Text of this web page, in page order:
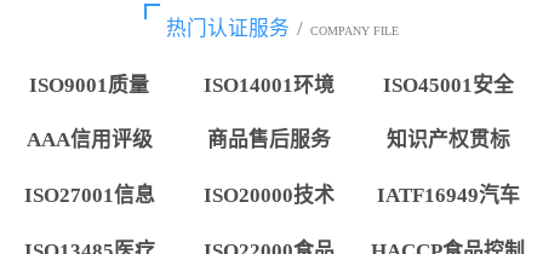
热门认证服务 / COMPANY FILE
ISO9001质量 ISO14001环境 ISO45001安全
AAA信用评级 商品售后服务 知识产权贯标
ISO27001信息 ISO20000技术 IATF16949汽车